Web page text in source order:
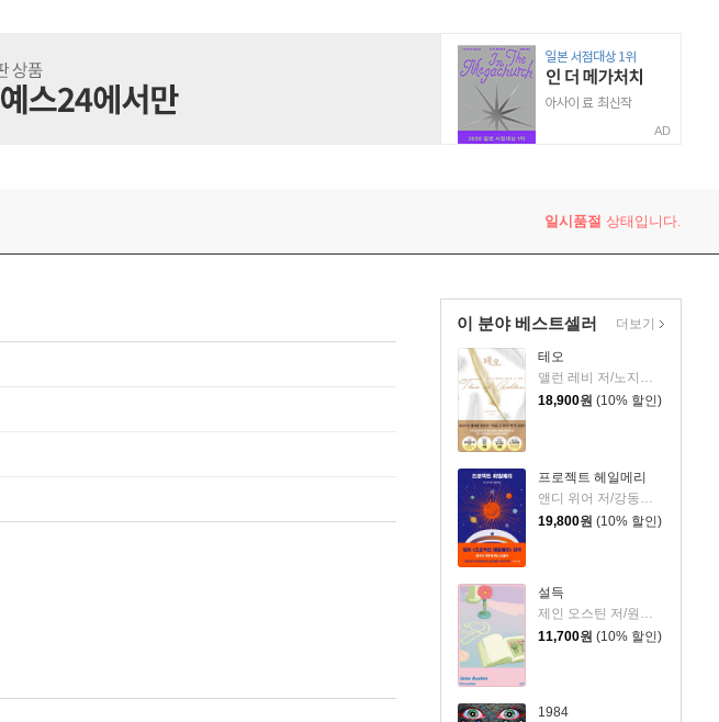
AD
일시품절 상태입니다.
이 분야 베스트셀러
테오
앨런 레비 저/노지양 역
18,900원 (10% 할인)
프로젝트 헤일메리
19,800원 (10% 할인)
설득
11,700원 (10% 할인)
1984
더보기